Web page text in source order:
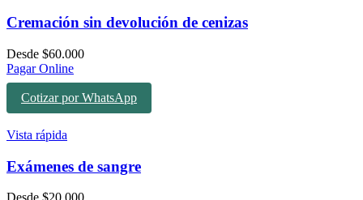
Cremación sin devolución de cenizas
Desde $60.000
Pagar Online
Cotizar por WhatsApp
Vista rápida
Exámenes de sangre